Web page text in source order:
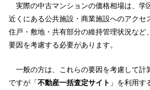
実際の中古マンションの価格相場は、学
近くにある公共施設・商業施設へのアクセ
住戸・敷地・共有部分の維持管理状況など
要因を考慮する必要があります。
一般の方は、これらの要因を考慮して計
ですが「不動産一括査定サイト 」を利用す